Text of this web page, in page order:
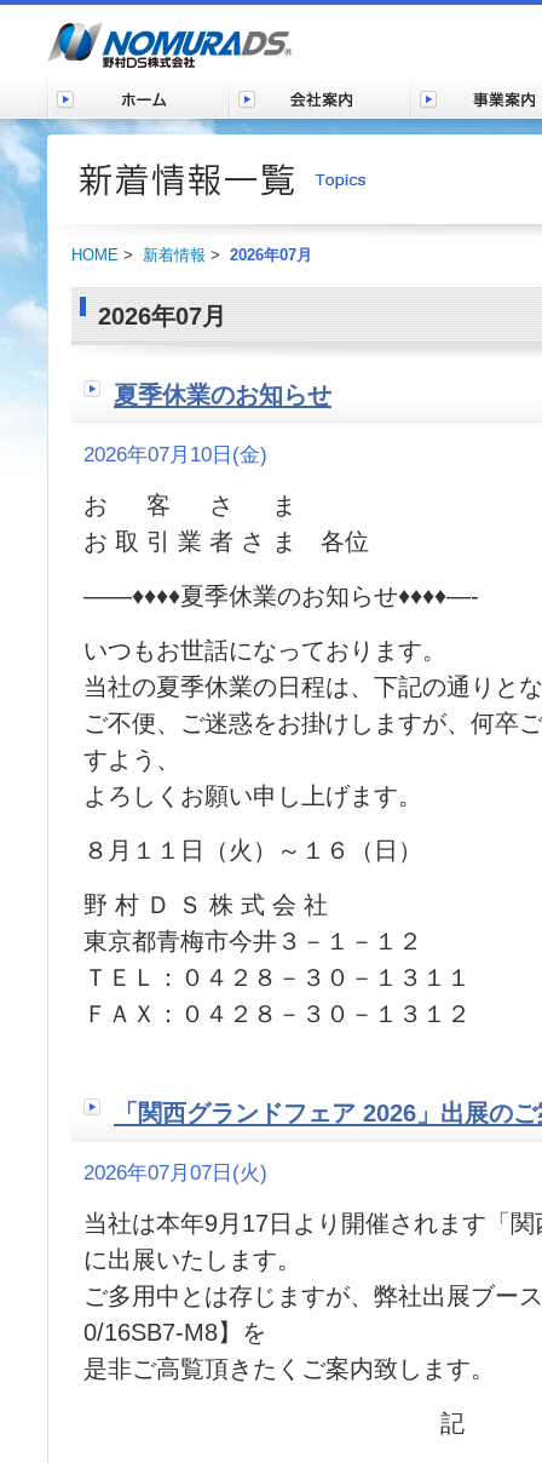
HOME > 新着情報 > 2026年07月
2026年07月
夏季休業のお知らせ
2026年07月10日(金)
お 客 さ ま
お 取 引 業 者 さ ま 各位
——♦♦♦♦夏季休業のお知らせ♦♦♦♦—-
いつもお世話になっております。
当社の夏季休業の日程は、下記の通りと
ご不便、ご迷惑をお掛けしますが、何卒
すよう、
よろしくお願い申し上げます。
８月１１日（火）～１６（日）
野 村 Ｄ Ｓ 株 式 会 社
東京都青梅市今井３－１－１２
ＴＥＬ：０４２８－３０－１３１１
ＦＡＸ：０４２８－３０－１３１２
「関西グランドフェア 2026」出展の
2026年07月07日(火)
当社は本年9月17日より開催されます「
に出展いたします。
ご多用中とは存じますが、弊社出展ブー
0/16SB7-M8】を
是非ご高覧頂きたくご案内致します。
記